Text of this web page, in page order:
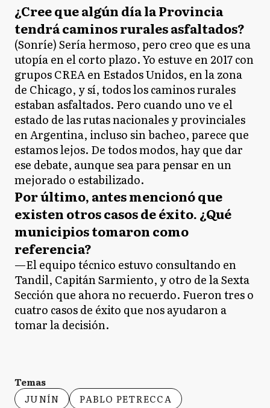
¿Cree que algún día la Provincia
tendrá caminos rurales asfaltados?
(Sonríe) Sería hermoso, pero creo que es una
utopía en el corto plazo. Yo estuve en 2017 con
grupos CREA en Estados Unidos, en la zona
de Chicago, y sí, todos los caminos rurales
estaban asfaltados. Pero cuando uno ve el
estado de las rutas nacionales y provinciales
en Argentina, incluso sin bacheo, parece que
estamos lejos. De todos modos, hay que dar
ese debate, aunque sea para pensar en un
mejorado o estabilizado.
Por último, antes mencionó que
existen otros casos de éxito. ¿Qué
municipios tomaron como
referencia?
—El equipo técnico estuvo consultando en
Tandil, Capitán Sarmiento, y otro de la Sexta
Sección que ahora no recuerdo. Fueron tres o
cuatro casos de éxito que nos ayudaron a
tomar la decisión.
Temas
JUNÍN
PABLO PETRECCA